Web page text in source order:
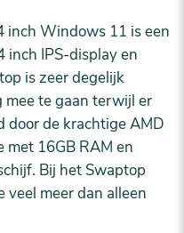
inch Windows 11 is een
inch IPS-display en
is zeer degelijk
te gaan terwijl er
door de krachtige AMD
met 16GB RAM en
Bij het Swaptop
meer dan alleen